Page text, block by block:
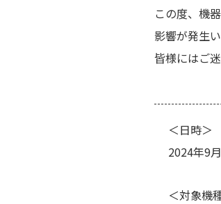
この度、機
影響が発生い
皆様にはご
＜日時＞
2024年9
＜対象機